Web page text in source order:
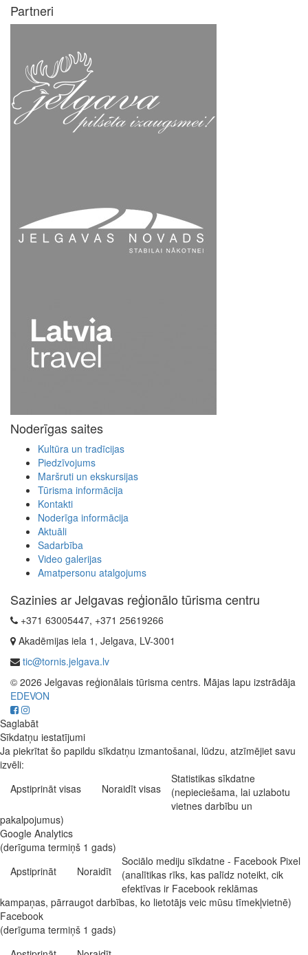
Partneri
Noderīgas saites
Kultūra un tradīcijas
Piedzīvojums
Maršruti un ekskursijas
Tūrisma informācija
Kontakti
Noderīga informācija
Aktuāli
Sadarbība
Video galerijas
Amatpersonu atalgojums
Sazinies ar Jelgavas reģionālo tūrisma centru
+371 63005447, +371 25619266
Akadēmijas iela 1, Jelgava, LV-3001
tic@tornis.jelgava.lv
© 2026 Jelgavas reģionālais tūrisma centrs. Mājas lapu izstrādāja
EDEVON
Saglabāt
Sīkdatņu iestatījumi
Ja piekrītat šo papildu sīkdatņu izmantošanai, lūdzu, atzīmējiet savu
izvēli:
Apstiprināt visas
Noraidīt visas
Statistikas sīkdatne
(nepieciešama, lai uzlabotu
vietnes darbību un
pakalpojumus)
Google Analytics
(derīguma termiņš 1 gads)
Apstiprināt
Noraidīt
Sociālo mediju sīkdatne - Facebook Pixel
(analītikas rīks, kas palīdz noteikt, cik
efektīvas ir Facebook reklāmas
kampaņas, pārraugot darbības, ko lietotājs veic mūsu tīmekļvietnē)
Facebook
(derīguma termiņš 1 gads)